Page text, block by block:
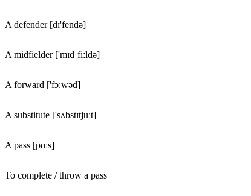
A defender [dɪ'fendə]
A midfielder ['mɪdˌfiːldə]
A forward ['fɔːwəd]
A substitute ['sʌbstɪtjuːt]
A pass [pɑːs]
To complete / throw a pass